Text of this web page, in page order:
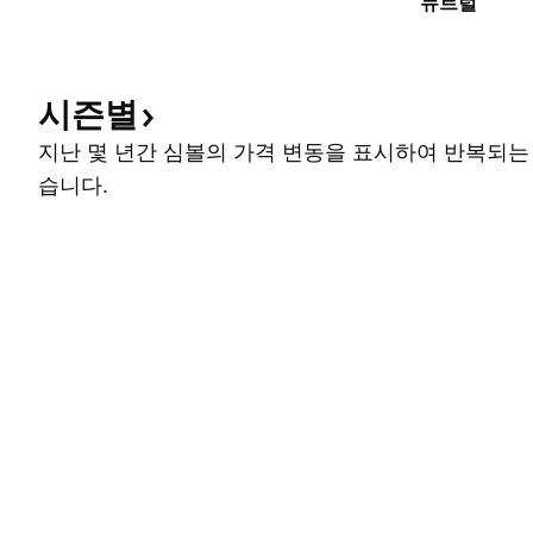
시즌별
지난 몇 년간 심볼의 가격 변동을 표시하여 반복되
습니다.